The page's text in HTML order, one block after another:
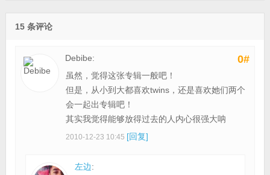
15 条评论
0#
Debibe:
虽然，觉得这张专辑一般吧！
但是，从小到大都喜欢twins，还是喜欢她们两个
会一起出专辑吧！
其实我觉得能够放得过去的人内心很强大呐
2010-12-23 10:45 [回复]
左边: